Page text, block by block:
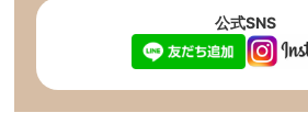
公式SNS